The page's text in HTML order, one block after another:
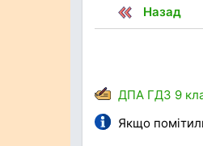
Назад
ДПА ГДЗ 9
Якщо